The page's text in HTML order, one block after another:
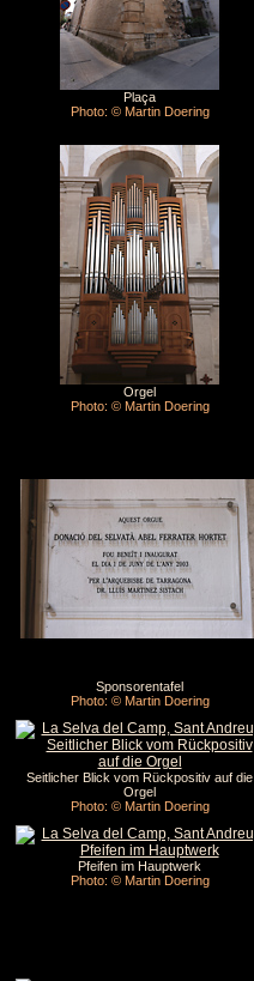
Plaça
Photo: © Martin Doering
Orgel
Photo: © Martin Doering
Sponsorentafel
Photo: © Martin Doering
Seitlicher Blick vom Rückpositiv auf die
Orgel
Photo: © Martin Doering
Pfeifen im Hauptwerk
Photo: © Martin Doering